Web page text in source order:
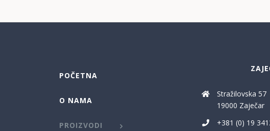
POČETNA
O NAMA
PROIZVODI
Stražilovska 57
19000 Zaječar
+381 (0) 19